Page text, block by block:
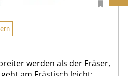
werden als der Fräser,